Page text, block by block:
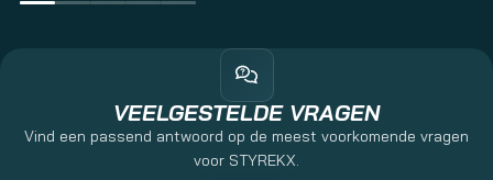
VEELGESTELDE VRAGEN
Vind een passend antwoord op de meest voorkomende vragen
voor STYREKX.